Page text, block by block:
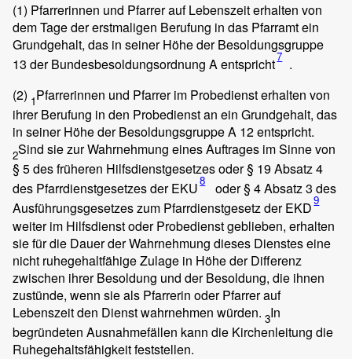
(1) Pfarrerinnen und Pfarrer auf Lebenszeit erhalten von
dem Tage der erstmaligen Berufung in das Pfarramt ein
Grundgehalt, das in seiner Höhe der Besoldungsgruppe
13 der Bundesbesoldungsordnung A entspricht7 .
(2) 1Pfarrerinnen und Pfarrer im Probedienst erhalten von
ihrer Berufung in den Probedienst an ein Grundgehalt, das
in seiner Höhe der Besoldungsgruppe A 12 entspricht.
2Sind sie zur Wahrnehmung eines Auftrages im Sinne von
§ 5 des früheren Hilfsdienstgesetzes oder § 19 Absatz 4
des Pfarrdienstgesetzes der EKU8
oder § 4 Absatz 3 des
Ausführungsgesetzes zum Pfarrdienstgesetz der EKD9
weiter im Hilfsdienst oder Probedienst geblieben, erhalten
sie für die Dauer der Wahrnehmung dieses Dienstes eine
nicht ruhegehaltfähige Zulage in Höhe der Differenz
zwischen ihrer Besoldung und der Besoldung, die ihnen
zustünde, wenn sie als Pfarrerin oder Pfarrer auf
Lebenszeit den Dienst wahrnehmen würden. 3In
begründeten Ausnahmefällen kann die Kirchenleitung die
Ruhegehaltsfähigkeit feststellen.